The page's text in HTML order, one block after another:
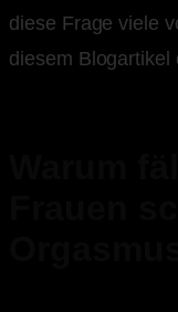
diese Frage viele
diesem Blogartikel